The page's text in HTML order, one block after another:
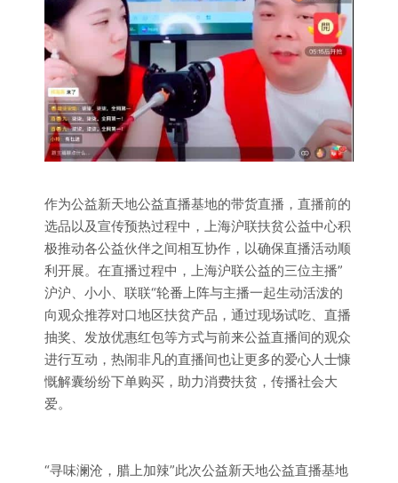
作为公益新天地公益直播基地的带货直播，直播前的
选品以及宣传预热过程中，上海沪联扶贫公益中心积
极推动各公益伙伴之间相互协作，以确保直播活动顺
利开展。在直播过程中，上海沪联公益的三位主播”
沪沪、小小、联联“轮番上阵与主播一起生动活泼的
向观众推荐对口地区扶贫产品，通过现场试吃、直播
抽奖、发放优惠红包等方式与前来公益直播间的观众
进行互动，热闹非凡的直播间也让更多的爱心人士慷
慨解囊纷纷下单购买，助力消费扶贫，传播社会大
爱。
“寻味澜沧，腊上加辣”此次公益新天地公益直播基地